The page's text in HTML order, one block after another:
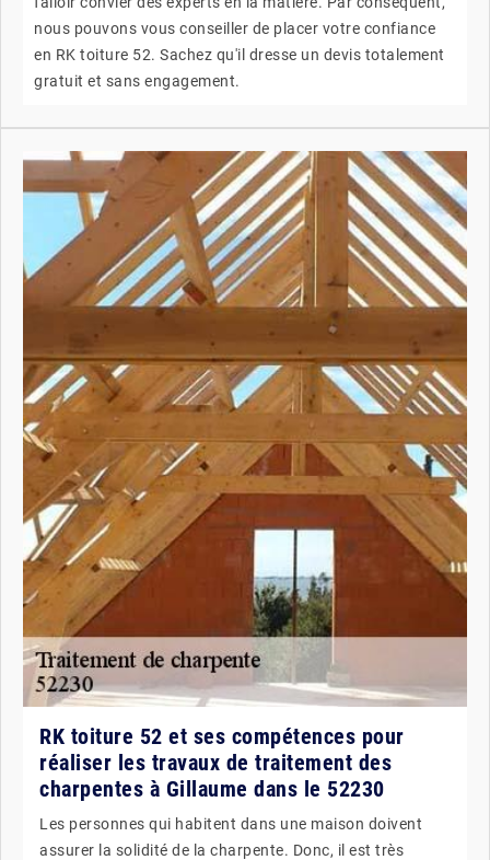
nous pouvons vous conseiller de placer votre confiance
en RK toiture 52. Sachez qu'il dresse un devis totalement
gratuit et sans engagement.
RK toiture 52 et ses compétences pour
réaliser les travaux de traitement des
charpentes à Gillaume dans le 52230
Les personnes qui habitent dans une maison doivent
assurer la solidité de la charpente. Donc, il est très